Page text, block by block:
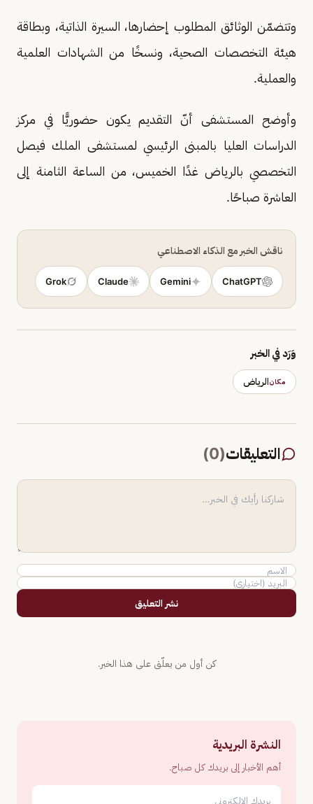
وتتضمّن الوثائق المطلوب إحضارها، السيرة الذاتية، وبطاقة
هيئة التخصصات الصحية، ونسخًا من الشهادات العلمية
والعملية.
وأوضح المستشفى أنّ التقديم يكون حضوريًّا في مركز
الدراسات العليا بالمبنى الرئيسي لمستشفى الملك فيصل
التخصصي بالرياض غدًا الخميس، من الساعة الثامنة إلى
العاشرة صباحًا.
ناقش الخبر مع الذكاء الاصطناعي
ChatGPT
Gemini
Claude
Grok
وَرَد في الخبر
مكانالرياض
التعليقات(
0
)
نشر التعليق
كن أول من يعلّق على هذا الخبر.
النشرة البريدية
أهم الأخبار إلى بريدك كل صباح.